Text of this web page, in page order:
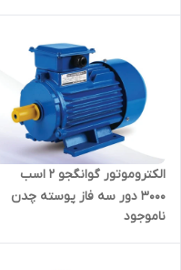
الکتروموتور گوانگجو 2 اسب
3000 دور سه فاز پوسته چدن
مدل Y2 ترمینال بالا
ناموجود